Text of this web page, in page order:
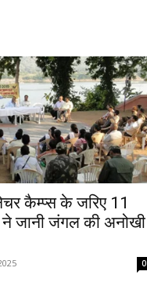
कैम्प्स के जरिए 11
ने जानी जंगल की अनोखी
0